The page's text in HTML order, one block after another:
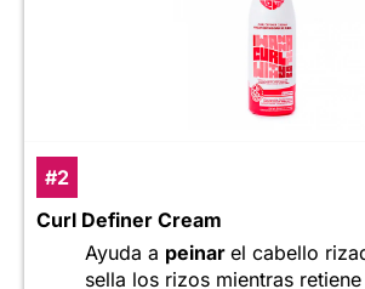
#2
Curl Definer Cream
Ayuda a peinar el cabello
sella los rizos mientras retiene